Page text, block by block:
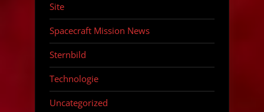
Site
Spacecraft Mission News
Sternbild
Technologie
Uncategorized